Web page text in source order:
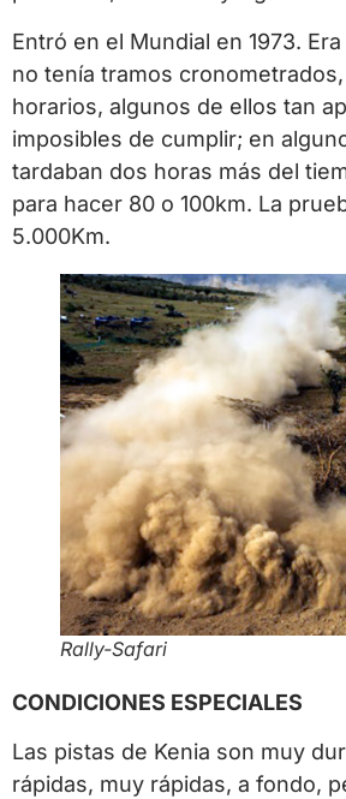
Entró en el Mundial en 1973.
no tenía tramos
horarios, algunos de ellos tan
imposibles de cumplir; en
tardaban dos horas más del
para hacer 80 o 100km. La
5.000Km.
Rally-Safari
CONDICIONES ESPECIALES
Las pistas de Kenia son muy
rápidas, muy rápidas, a fondo,